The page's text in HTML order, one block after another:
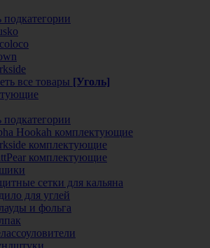
подкатегории
все товары [Уголь]
подкатегории
Hookah комплектующие
комплектующие
комплектующие
сетки для кальяна
для углей
и фольга